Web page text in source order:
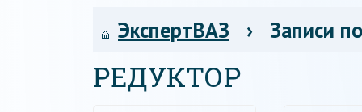
ЭкспертВАЗ › Записи
РЕДУКТОР